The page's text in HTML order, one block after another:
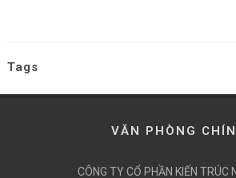
Tags
VĂN PHÒNG
CÔNG TY CỔ PHẦN KIẾN TRÚC